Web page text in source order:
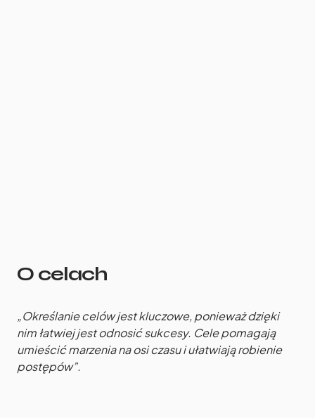
O celach
„Określanie celów jest kluczowe, ponieważ dzięki
nim łatwiej jest odnosić sukcesy. Cele pomagają
umieścić marzenia na osi czasu i ułatwiają robienie
postępów”.